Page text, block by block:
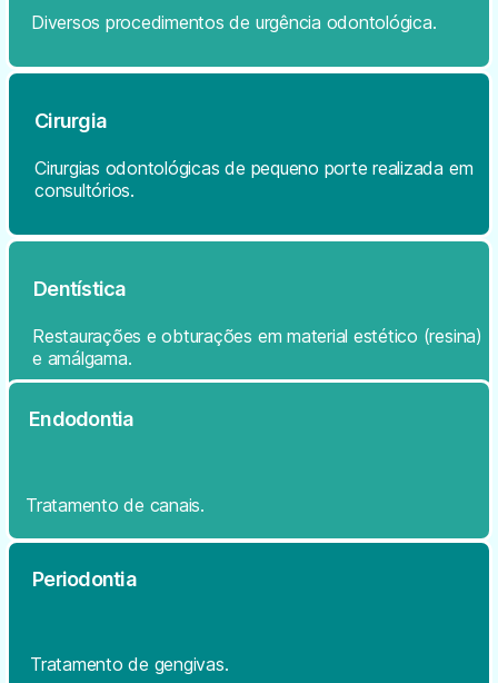
Diversos procedimentos de urgência odontológica.
Cirurgia
Cirurgias odontológicas de pequeno porte realizada em
consultórios.
Dentística
Restaurações e obturações em material estético (resina)
e amálgama.
Endodontia
Tratamento de canais.
Periodontia
Tratamento de gengivas.